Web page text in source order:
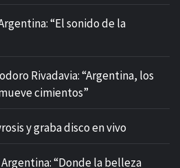
“El sonido de la
Rivadavia: “Argentina, los
cimientos”
y graba disco en vivo
“Donde la belleza